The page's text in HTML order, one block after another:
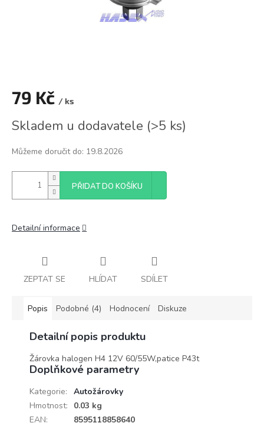
79 Kč / ks
cena:
Skladem u dodavatele (>5 ks)
Můžeme doručit do: 19.8.2026
PŘIDAT DO KOŠÍKU
Detailní informace
ZEPTAT SE HLÍDAT SDÍLET
Popis Podobné (4) Hodnocení Diskuze
Detailní popis produktu
Žárovka halogen H4 12V 60/55W,patice P43t
Doplňkové parametry
Kategorie:
Autožárovky
Hmotnost:
0.03 kg
EAN: 8595118858640